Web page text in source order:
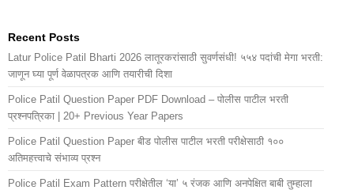
Recent Posts
Latur Police Patil Bharti 2026 लातूरकरांसाठी सुवर्णसंधी! ५५४ पदांची मेगा भरती:
जाणून घ्या पूर्ण वेळापत्रक आणि तयारीची दिशा
Police Patil Question Paper PDF Download – पोलीस पाटील भरती
प्रश्नपत्रिका | 20+ Previous Year Papers
Police Patil Question Paper बीड पोलीस पाटील भरती परीक्षेसाठी १००
अतिमहत्त्वाचे संभाव्य प्रश्न
Police Patil Exam Pattern परीक्षेतील ‘या’ ५ रंजक आणि अनपेक्षित बाबी तुम्हाला